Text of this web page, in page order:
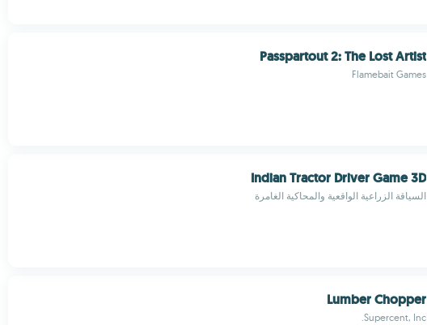
Passpartout 2: The Lost Artist
Flamebait Games
Indian Tractor Driver Game 3D
السياقة الزراعية الواقعية والمحاكية الغامرة
Lumber Chopper
Supercent, Inc.